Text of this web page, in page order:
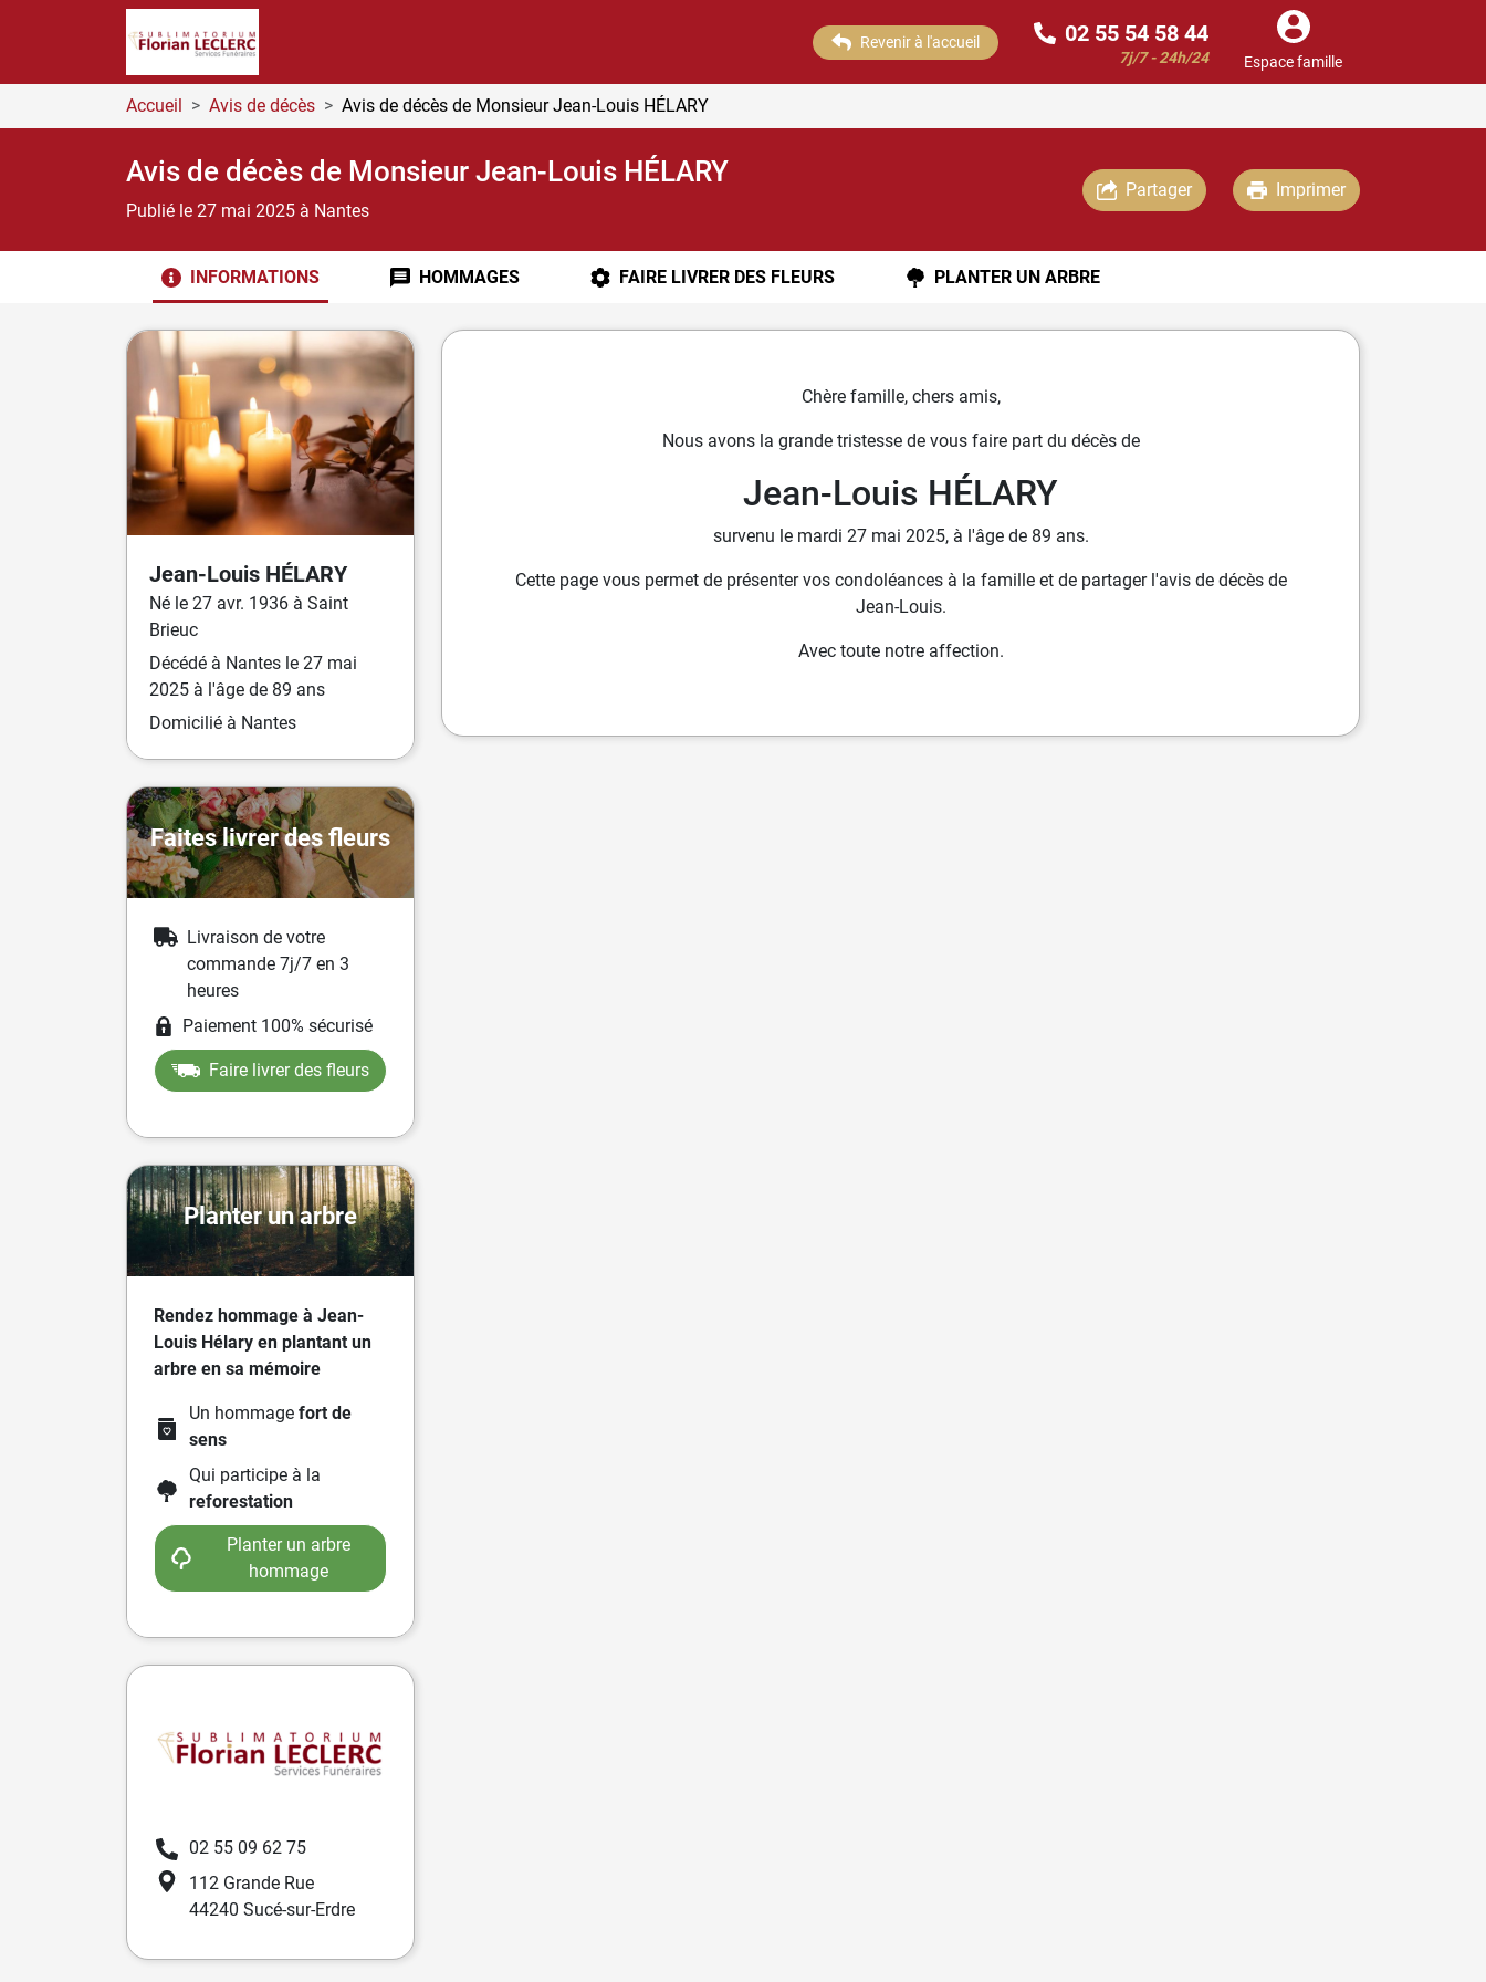
Revenir à l'accueil 02 55 54 58 44
7j/7 - 24h/24 Espace famille
Accueil Avis de décès Avis de décès de Monsieur Jean-Louis HÉLARY
Avis de décès de Monsieur Jean-Louis HÉLARY
Publié le 27 mai 2025 à Nantes
Partager Imprimer
INFORMATIONS HOMMAGES FAIRE LIVRER DES FLEURS PLANTER UN ARBRE
Jean-Louis HÉLARY
Né le 27 avr. 1936 à Saint
Brieuc
Décédé à Nantes le 27 mai
2025 à l'âge de 89 ans
Domicilié à Nantes
Faites livrer des fleurs
Livraison de votre
commande 7j/7 en 3
heures
Paiement 100% sécurisé
Faire livrer des fleurs
Planter un arbre
Rendez hommage à Jean-
Louis Hélary en plantant un
arbre en sa mémoire
Un hommage fort de
sens
Qui participe à la
reforestation
Planter un arbre
hommage
02 55 09 62 75
112 Grande Rue
44240 Sucé-sur-Erdre
Chère famille, chers amis,
Nous avons la grande tristesse de vous faire part du décès de
Jean-Louis HÉLARY
survenu le mardi 27 mai 2025, à l'âge de 89 ans.
Cette page vous permet de présenter vos condoléances à la famille et de partager l'avis de décès de
Jean-Louis.
Avec toute notre affection.